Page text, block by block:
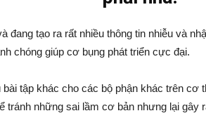
đang tạo ra rất nhiều thông tin nhiễu và
chóng giúp cơ bụng phát triển cực đại.
bài tập khác cho các bộ phận khác trên cơ
tránh những sai lầm cơ bản nhưng lại gây